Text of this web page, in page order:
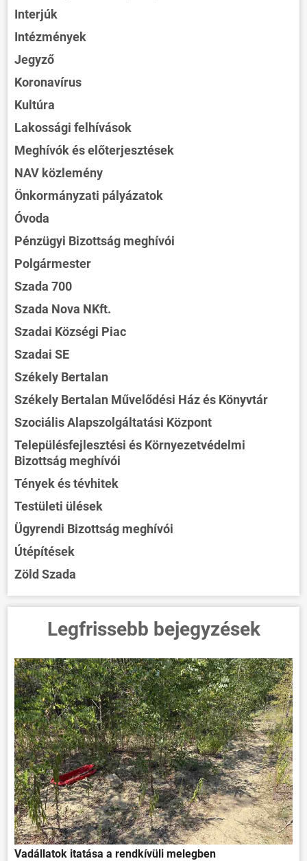
Interjúk
Intézmények
Jegyző
Koronavírus
Kultúra
Lakossági felhívások
Meghívók és előterjesztések
NAV közlemény
Önkormányzati pályázatok
Óvoda
Pénzügyi Bizottság meghívói
Polgármester
Szada 700
Szada Nova NKft.
Szadai Községi Piac
Szadai SE
Székely Bertalan
Székely Bertalan Művelődési Ház és Könyvtár
Szociális Alapszolgáltatási Központ
Településfejlesztési és Környezetvédelmi
Bizottság meghívói
Tények és tévhitek
Testületi ülések
Ügyrendi Bizottság meghívói
Útépítések
Zöld Szada
Legfrissebb bejegyzések
Vadállatok itatása a rendkívüli melegben